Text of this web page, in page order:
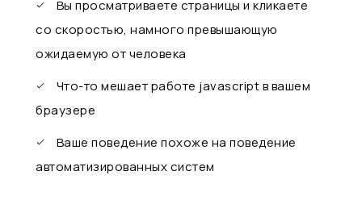
Вы просматриваете страницы и кликаете
со скоростью, намного превышающую
ожидаемую от человека
Что-то мешает работе javascript в вашем
браузере
Ваше поведение похоже на поведение
автоматизированных систем